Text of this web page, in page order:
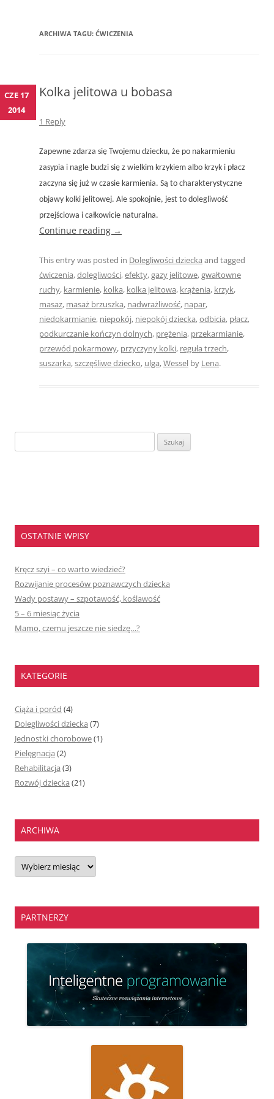
ARCHIWA TAGU: ĆWICZENIA
Kolka jelitowa u bobasa
1 Reply
Zapewne zdarza się Twojemu dziecku, że po nakarmieniu
zasypia i nagle budzi się z wielkim krzykiem albo krzyk i płacz
zaczyna się już w czasie karmienia. Są to charakterystyczne
objawy kolki jelitowej. Ale spokojnie, jest to dolegliwość
przejściowa i całkowicie naturalna.
Continue reading →
This entry was posted in Dolegliwości dziecka and tagged
ćwiczenia,dolegliwości,efekty,gazy jelitowe,gwałtowne
ruchy, karmienie, kolka, kolka jelitowa, krążenia, krzyk,
masaz, masaż brzuszka, nadwrażliwość, napar,
niedokarmianie, niepokój, niepokój dziecka,odbicia, płacz,
podkurczanie kończyn dolnych, prężenia, przekarmianie,
przewód pokarmowy, przyczyny kolki, reguła trzech,
suszarka,szczęśliwe dziecko, ulga,Wessel by Lena.
CZE 17
2014
OSTATNIE WPISY
Kręcz szyi – co warto wiedzieć?
Rozwijanie procesów poznawczych dziecka
Wady postawy – szpotawość, koślawość
5 – 6 miesiąc życia
Mamo, czemu jeszcze nie siedzę…?
KATEGORIE
Ciąża i poród (4)
Dolegliwości dziecka (7)
Jednostki chorobowe(1)
Pielęgnacja (2)
Rehabilitacja (3)
Rozwój dziecka (21)
ARCHIWA
Archiwa
PARTNERZY